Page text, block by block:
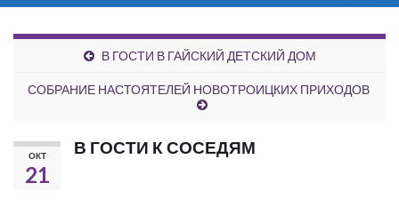
выкл
В ГОСТИ В ГАЙСКИЙ ДЕТСКИЙ ДОМ
СОБРАНИЕ НАСТОЯТЕЛЕЙ НОВОТРОИЦКИХ ПРИХОДОВ
ОКТ
21
В ГОСТИ К СОСЕДЯМ